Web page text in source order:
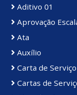
Aditivo 01
Aprovação
Ata
Auxílio
Carta de
Cartas de